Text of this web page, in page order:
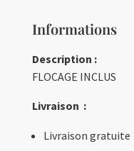
Informations
Description :
FLOCAGE INCLUS
Livraison :
Livraison gratuite